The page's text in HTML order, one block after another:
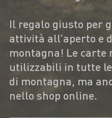
Il regalo giusto per
attività all’aperto e
montagna! Le carte
utilizzabili in tutte
di montagna, ma
nello shop online.